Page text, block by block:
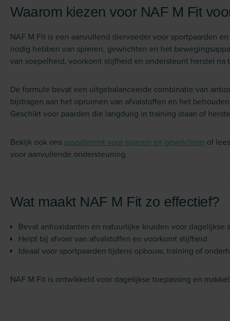
Waarom kiezen voor NAF M Fit
NAF M Fit is een aanvullend diervoeder voor sportpaarden
nodig hebben van spieren, gewrichten en het
van soepelheid, voorkomt stijfheid en ondersteunt herstel
De formule bevat een uitgebalanceerde combinatie van
bijdragen aan het opruimen van afvalstoffen en het
Geschikt voor paarden die langdurig in training staan of
Bekijk ook ons assortiment voor spieren en gewrichten of
voor aanvullende ondersteuning.
Wat maakt NAF M Fit zo effectief?
Bevat antioxidanten en natuurlijke kruiden voor dagelijkse
Helpt bij afvoer van afvalstoffen en voorkomt stijfheid
Ideaal voor sportpaarden tijdens opbouw, training of
NAF M Fit is ontwikkeld voor dagelijkse toepassing en